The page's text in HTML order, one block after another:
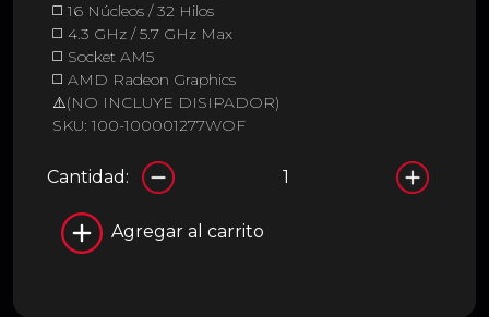
◻️ 16 Núcleos / 32 Hilos
◻️ 4.3 GHz / 5.7 GHz Max
◻️ Socket AM5
◻️ AMD Radeon Graphics
⚠️(NO INCLUYE DISIPADOR)
SKU: 100-100001277WOF
Cantidad:
Agregar al carrito